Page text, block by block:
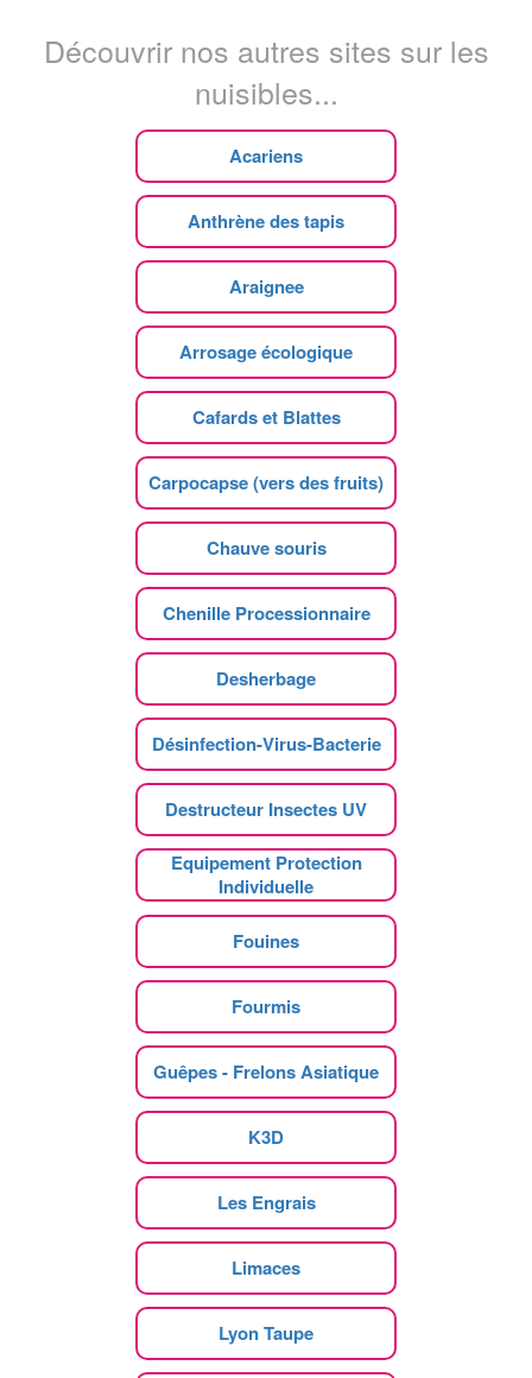
Découvrir nos autres sites sur les
nuisibles...
Acariens
Anthrène des tapis
Araignee
Arrosage écologique
Cafards et Blattes
Carpocapse (vers des fruits)
Chauve souris
Chenille Processionnaire
Desherbage
Désinfection-Virus-Bacterie
Destructeur Insectes UV
Equipement Protection
Individuelle
Fouines
Fourmis
Guêpes - Frelons Asiatique
K3D
Les Engrais
Limaces
Lyon Taupe